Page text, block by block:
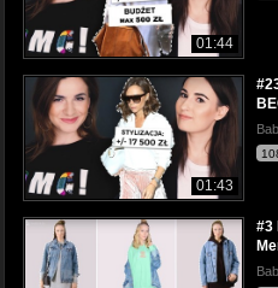
01:44
01:43
#3